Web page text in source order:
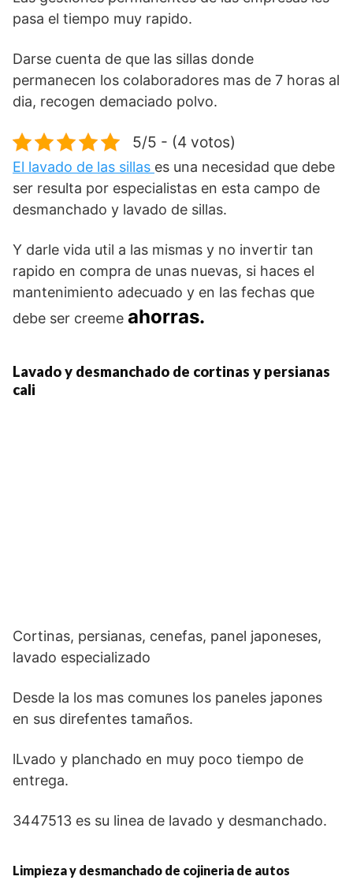
pasa el tiempo muy rapido.
Darse cuenta de que las sillas donde
permanecen los colaboradores mas de 7 horas al
dia, recogen demaciado polvo.
5/5 - (4 votos)
El lavado de las sillas es una necesidad que debe
ser resulta por especialistas en esta campo de
desmanchado y lavado de sillas.
Y darle vida util a las mismas y no invertir tan
rapido en compra de unas nuevas, si haces el
mantenimiento adecuado y en las fechas que
debe ser creeme ahorras.
Lavado y desmanchado de cortinas y persianas
cali
Cortinas, persianas, cenefas, panel japoneses,
lavado especializado
Desde la los mas comunes los paneles japones
en sus direfentes tamaños.
lLvado y planchado en muy poco tiempo de
entrega.
3447513 es su linea de lavado y desmanchado.
Limpieza y desmanchado de cojineria de autos